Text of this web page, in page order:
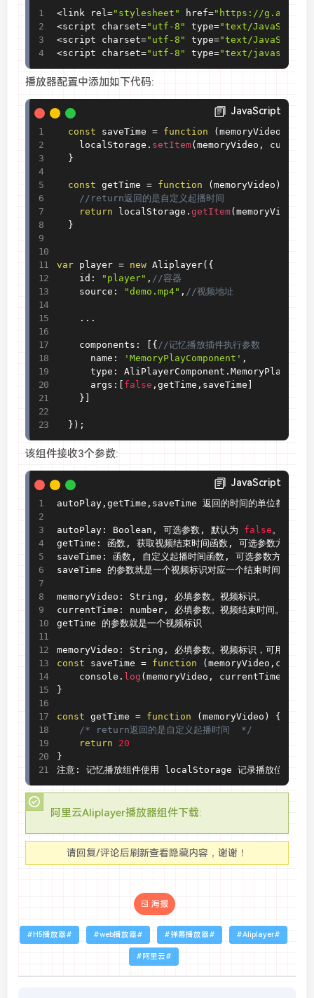
<link rel ="stylesheet" href="https://
<script charset="utf-8" type="text/JavaScript"
<script charset="utf-8" type="text/JavaScript"
<script charset="utf-8" type="text/javascript"
播放器配置中添加如下代码:
JavaScript
const saveTime = function (memoryVideo
    localStorage
. setItem(memoryVideo ,
}
const getTime = function (memoryVideo )
//return返回的是自定义起播时间
return localStorage . getItem(memoryVideo
}
var player = new Aliplayer( {
    id
: "player" , //容器
    source
: "demo.mp4" , //视频地址
. . .
    components
: [ { //记忆播放插件执行参数
      name
: 'MemoryPlayComponent' ,
      type
: AliPlayerComponent .
      args
: [ false , getTime , saveTime ]
} ]
} ) ;
该组件接收3个参数:
JavaScript
autoPlay , getTime , saveTime 返回的时间的单位都是 秒
autoPlay : Boolean , 可选参数 , 默认为 false 。是否启
getTime : 函数 , 获取视频结束时间函数 ,
可选参数方法。
saveTime : 函数 , 自定义起播时间函数 ,
可选参数方法。
saveTime 的参数就是一个视频标识对应一个结束时间
memoryVideo : String ,
必填参数。视频标识。
currentTime : number ,
必填参数。视频结束时间。
getTime 的参数就是一个视频标识
memoryVideo : String ,
const saveTime = function (memoryVideo ,
	console
. log (memoryVideo , currentTime
}
const getTime = function (memoryVideo )
{
/* return返回的是自定义起播时间  */
return
20
}
注意 : 记忆播放组件使用 localStorage 记录播放位置
阿里云Aliplayer播放器组件下载:
请回复/评论后刷新查看隐藏内容，谢谢！
海报
H5播放器 web播放器 弹幕播放器 Aliplayer
阿里云